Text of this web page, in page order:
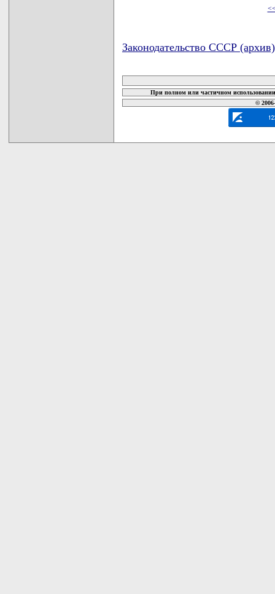
Законодательство СССР (архив)
При полном или частичном
©